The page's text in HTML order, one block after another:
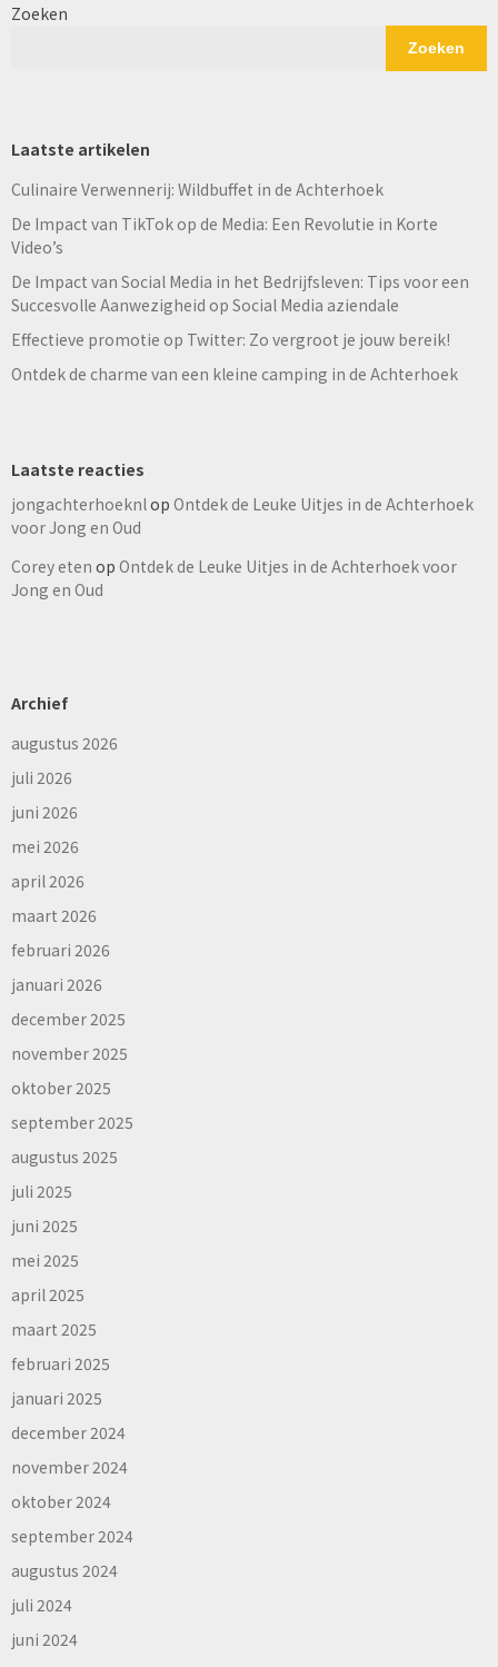
Zoeken
Zoeken
Laatste artikelen
Culinaire Verwennerij: Wildbuffet in de Achterhoek
De Impact van TikTok op de Media: Een Revolutie in Korte
Video’s
De Impact van Social Media in het Bedrijfsleven: Tips voor een
Succesvolle Aanwezigheid op Social Media aziendale
Effectieve promotie op Twitter: Zo vergroot je jouw bereik!
Ontdek de charme van een kleine camping in de Achterhoek
Laatste reacties
jongachterhoeknl op Ontdek de Leuke Uitjes in de Achterhoek
voor Jong en Oud
Corey eten op Ontdek de Leuke Uitjes in de Achterhoek voor
Jong en Oud
Archief
augustus 2026
juli 2026
juni 2026
mei 2026
april 2026
maart 2026
februari 2026
januari 2026
december 2025
november 2025
oktober 2025
september 2025
augustus 2025
juli 2025
juni 2025
mei 2025
april 2025
maart 2025
februari 2025
januari 2025
december 2024
november 2024
oktober 2024
september 2024
augustus 2024
juli 2024
juni 2024